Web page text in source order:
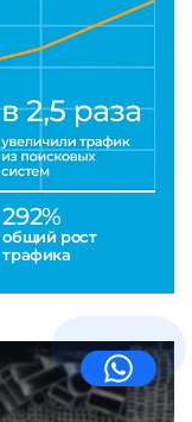
292%
общий рост
трафика